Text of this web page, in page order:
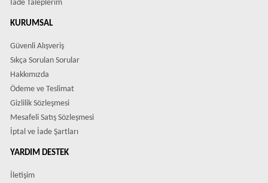
İade Taleplerim
KURUMSAL
Güvenli Alışveriş
Sıkça Sorulan Sorular
Hakkımızda
Ödeme ve Teslimat
Gizlilik Sözleşmesi
Mesafeli Satış Sözleşmesi
İptal ve İade Şartları
YARDIM DESTEK
İletişim